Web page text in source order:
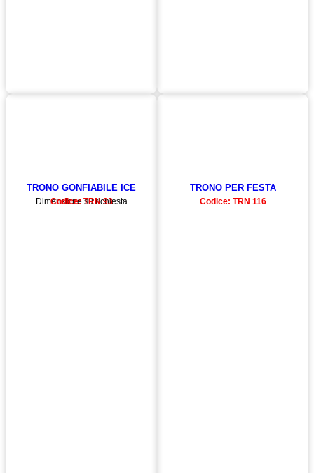
TRONO GONFIABILE ICE
Dimensione su richiesta
Codice: TRN 93
TRONO PER FESTA
Codice: TRN 116